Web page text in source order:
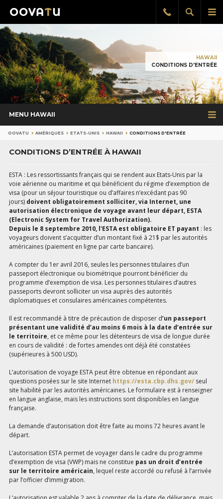
le
Afficher
la
Rappel
gratuit
HAWAII
CONDITIONS D'ENTRÉE
MENU HAWAII
OOVATU AMÉRIQUES ETATS-UNIS HAWAII CONDITIONS D'ENTRÉE
CONDITIONS D’ENTRÉE À HAWAII
ESTA : Les ressortissants français qui se rendent aux Etats-Unis par la
voie aérienne ou maritime et qui bénéficient du régime d’exemption de
visa (pour un séjour touristique ou d’affaires n’excédant pas 90
jours) doivent obligatoirement solliciter, via Internet, une
autorisation électronique de voyage avant leur départ, ESTA
(Electronic System for Travel Authorization).
Depuis le 8 septembre 2010, l'ESTA est obligatoire ET payant : les
voyageurs doivent s’acquitter d’un montant fixé à 21$ par les autorités
américaines (paiement en ligne par carte bancaire).
A compter du 1er avril 2016, seules les personnes titulaires d’un
passeport électronique ou biométrique pourront bénéficier du
programme d’exemption de visa. Les personnes titulaires d’autres
passeports devront solliciter un visa auprès des autorités
diplomatiques et consulaires américaines compétentes.
Il est recommandé à titre de précaution de disposer d’un passeport
présentant une validité d’au moins 6 mois à la date d’entrée sur
le territoire, et ce même pour les détenteurs de visa de longue durée
en cours de validité : de fortes amendes ont déjà été constatées
(supérieures à 500 USD).
L’autorisation de voyage ESTA peut être obtenue en répondant aux
questions posées sur le site Internet https://esta.cbp.dhs.gov/ seul
site habilité par les autorités américaines. Le formulaire est à renseigner
en langue anglaise, mais les instructions sont disponibles en langue
française.
La demande d’autorisation doit être faite au moins 72 heures avant le
départ.
L’autorisation ESTA permet de voyager dans le cadre du programme
d’exemption de visa (VWP) mais ne constitue pas un droit d’entrée
sur le territoire américain, lequel reste accordé ou refusé à l’arrivée
par l’officier d’immigration.